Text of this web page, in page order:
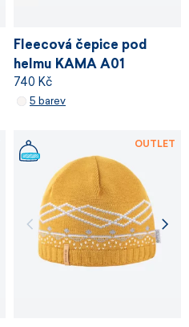
Fleecová čepice pod
helmu KAMA A01
740 Kč
5 barev
OUTLET